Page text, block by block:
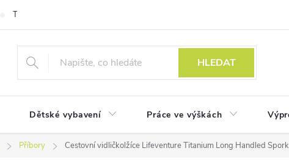
Technologie
HLEDAT
Dětské vybavení Práce ve výškách
Příbory Cestovní vidličkolžíce Lifeventure Titanium Long Handled Spork